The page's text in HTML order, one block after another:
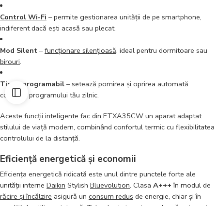
Control Wi-Fi – permite gestionarea unității de pe smartphone,
indiferent dacă ești acasă sau plecat.
Mod Silent –funcționare silențioasă, ideal pentru dormitoare sau
birouri.
Timer programabil – setează pornirea și oprirea automată
conform programului tău zilnic.
Aceste funcții inteligente fac din FTXA35CW un aparat adaptat
stilului de viață modern, combinând confortul termic cu flexibilitatea
controlului de la distanță.
Eficiență energetică și economii
Eficiența energetică ridicată este unul dintre punctele forte ale
unității interne Daikin Stylish Bluevolution. Clasa A+++ în modul de
răcire și încălzire asigură un consum redus de energie, chiar și în